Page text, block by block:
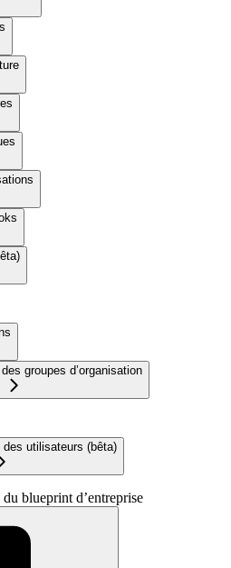
groupes d’organisation
des utilisateurs (bêta)
blueprint d’entreprise